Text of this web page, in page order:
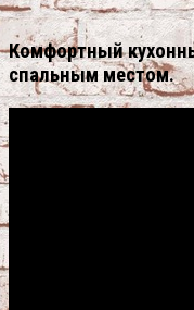
Комфортный
спальным местом.